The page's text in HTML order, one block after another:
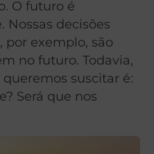
O futuro é
Nossas decisões
por exemplo, são
no futuro. Todavia,
suscitar é:
Será que nos